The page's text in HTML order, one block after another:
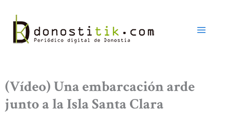
contenido
(Vídeo) Una embarcación arde
junto a la Isla Santa Clara